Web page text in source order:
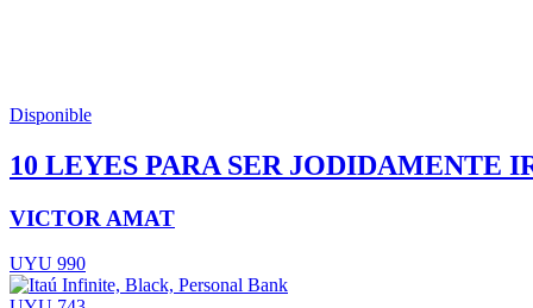
Disponible
10 LEYES PARA SER JODIDAMENTE
VICTOR AMAT
UYU 990